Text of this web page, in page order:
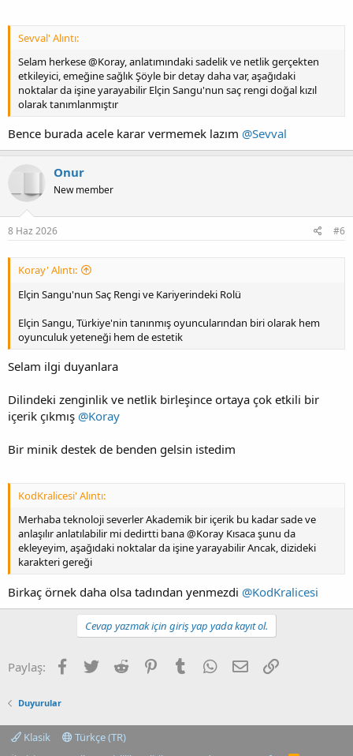
Sevval' Alıntı:
Selam herkese @Koray, anlatımındaki sadelik ve netlik gerçekten
etkileyici, emeğine sağlık Şöyle bir detay daha var, aşağıdaki
noktalar da işine yarayabilir Elçin Sangu'nun saç rengi doğal kızıl
olarak tanımlanmıştır
Bence burada acele karar vermemek lazım @Sevval
Onur
New member
8 Haz 2026 #6
Koray' Alıntı:
Elçin Sangu'nun Saç Rengi ve Kariyerindeki Rolü
Elçin Sangu, Türkiye'nin tanınmış oyuncularından biri olarak hem
oyunculuk yeteneği hem de estetik
Selam ilgi duyanlara
Dilindeki zenginlik ve netlik birleşince ortaya çok etkili bir
içerik çıkmış @Koray
Bir minik destek de benden gelsin istedim
KodKralicesi' Alıntı:
Merhaba teknoloji severler Akademik bir içerik bu kadar sade ve
anlaşılır anlatılabilir mi dedirtti bana @Koray Kısaca şunu da
ekleyeyim, aşağıdaki noktalar da işine yarayabilir Ancak, dizideki
karakteri gereği
Birkaç örnek daha olsa tadından yenmezdi @KodKralicesi
Cevap yazmak için giriş yap yada kayıt ol.
Paylaş: Facebook
TwitterReddit PinterestTumblrWhatsApp
E-postaLink
Duyurular
Klasik
Türkçe (TR)